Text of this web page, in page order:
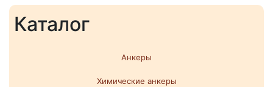
Каталог
Анкеры
Химические анкеры